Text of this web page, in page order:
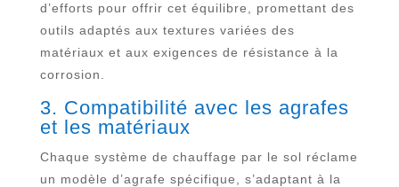
d’efforts pour offrir cet équilibre, promettant des
outils adaptés aux textures variées des
matériaux et aux exigences de résistance à la
corrosion.
3. Compatibilité avec les agrafes
et les matériaux
Chaque système de chauffage par le sol réclame
un modèle d’agrafe spécifique, s’adaptant à la